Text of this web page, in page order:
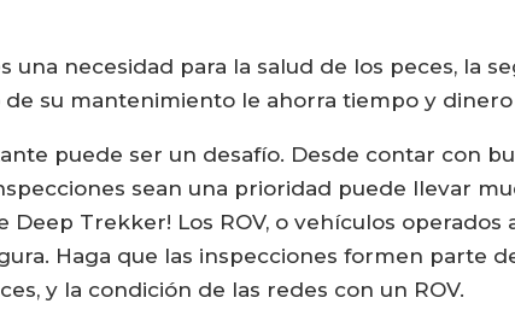
una necesidad para la salud de los peces, la
su mantenimiento le ahorra tiempo y dinero
puede ser un desafío. Desde contar con
sean una prioridad puede llevar
Deep Trekker! Los ROV, o vehículos
Haga que las inspecciones formen parte
y la condición de las redes con un ROV.